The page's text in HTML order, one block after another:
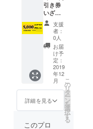
広島県
西部、
島根県
西部で
のみご
使用い
ただけ
ます。
引き券
いざと
いうと
きにま
とまっ
たお金
がな
い。そ
んな時
にこの
サービ
ス券を
事前に
備えて
大丈夫
支援
者：
0人
お届
け予
定：
2019
年12
月
詳細を見る
こ
の
リ
タ
ー
ン
を
選
択
す
る
このプロ